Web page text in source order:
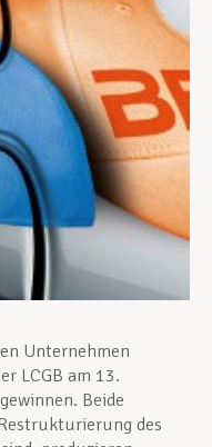
Unternehmen
LCGB am 13.
Beide
des